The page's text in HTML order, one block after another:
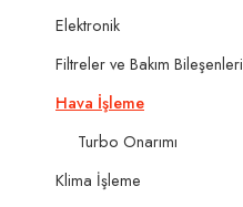
Elektronik
Filtreler ve Bakım Bileşenleri
Hava İşleme
Turbo Onarımı
Klima İşleme